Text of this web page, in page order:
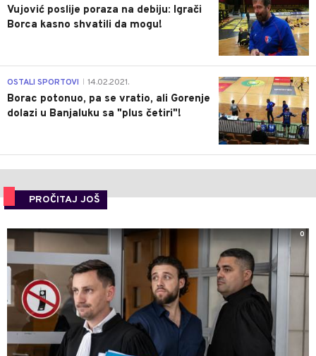
Vujović poslije poraza na debiju: Igrači
Borca kasno shvatili da mogu!
3
OSTALI SPORTOVI 14.02.2021.
Borac potonuo, pa se vratio, ali Gorenje
dolazi u Banjaluku sa "plus četiri"!
PROČITAJ JOŠ
0